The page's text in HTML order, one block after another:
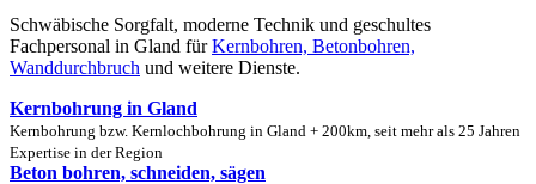
Schwäbische Sorgfalt, moderne Technik und geschultes
Fachpersonal in Gland fürKernbohren, Betonbohren,
Wanddurchbruch und weitere Dienste.
Kernbohrung in Gland
Kernbohrung bzw. Kernlochbohrung in Gland + 200km, seit mehr als 25 Jahren
Expertise in der Region
Beton bohren, schneiden, sägen